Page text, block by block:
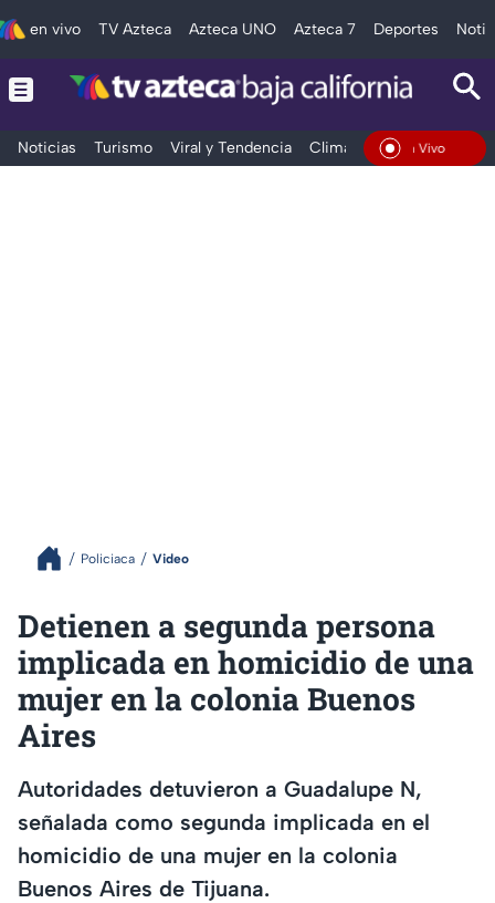
en vivo TV Azteca Azteca UNO Azteca 7 Deportes
Noticias Turismo Viral y Tendencia Clima Deportes
En Vivo
Policiaca Video
Detienen a segunda persona
implicada en homicidio de una
mujer en la colonia Buenos
Aires
Autoridades detuvieron a Guadalupe N,
señalada como segunda implicada en el
homicidio de una mujer en la colonia
Buenos Aires de Tijuana.